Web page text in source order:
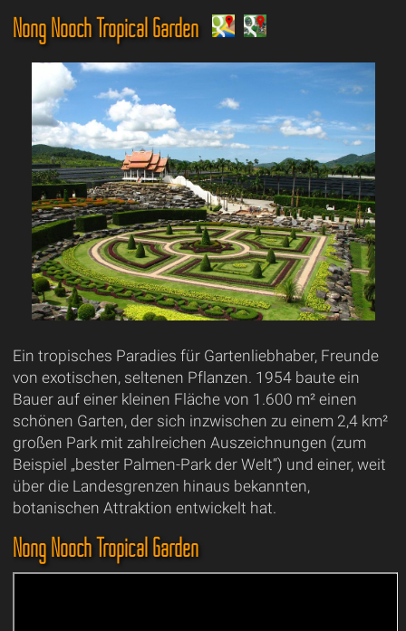
Nong Nooch Tropical Garden
Ein tropisches Paradies für Gartenliebhaber, Freunde
von exotischen, seltenen Pflanzen. 1954 baute ein
Bauer auf einer kleinen Fläche von 1.600 m² einen
schönen Garten, der sich inzwischen zu einem 2,4 km²
großen Park mit zahlreichen Auszeichnungen (zum
Beispiel „bester Palmen-Park der Welt“) und einer, weit
über die Landesgrenzen hinaus bekannten,
botanischen Attraktion entwickelt hat.
Nong Nooch Tropical Garden